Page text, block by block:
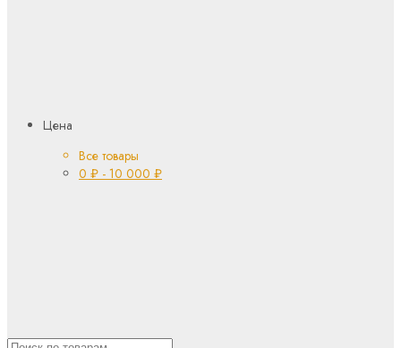
Цена
Все товары
0 ₽ - 10 000 ₽